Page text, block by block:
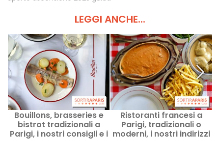
LEGGI ANCHE...
Bouillons, brasseries e
bistrot tradizionali a
Parigi, i nostri consigli e i
Ristoranti francesi a
Parigi, tradizionali o
moderni, i nostri indirizzi